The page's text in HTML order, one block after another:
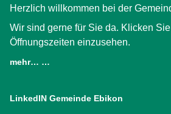
Herzlich willkommen bei der
Wir sind gerne für Sie da. Klicken
Öffnungszeiten einzusehen.
mehr… …
LinkedIN Gemeinde Ebikon